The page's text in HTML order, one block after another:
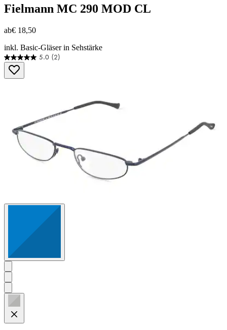
Fielmann MC 290 MOD CL
ab€ 18,50
inkl. Basic-Gläser in Sehstärke
5.0 (2)
5.0
von
5